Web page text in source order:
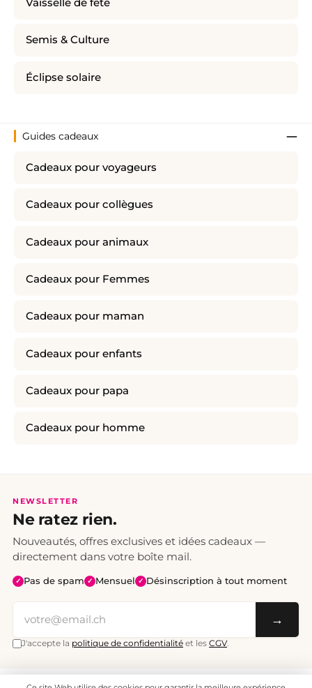
Vaisselle de fête
Semis & Culture
Éclipse solaire
Guides cadeaux
Cadeaux pour voyageurs
Cadeaux pour collègues
Cadeaux pour animaux
Cadeaux pour Femmes
Cadeaux pour maman
Cadeaux pour enfants
Cadeaux pour papa
Cadeaux pour homme
NEWSLETTER
Ne ratez rien.
Nouveautés, offres exclusives et idées cadeaux —
directement dans votre boîte mail.
✓ Pas de spam ✓ Mensuel ✓ Désinscription à tout moment
→
J'accepte la politique de confidentialité et les CGV.